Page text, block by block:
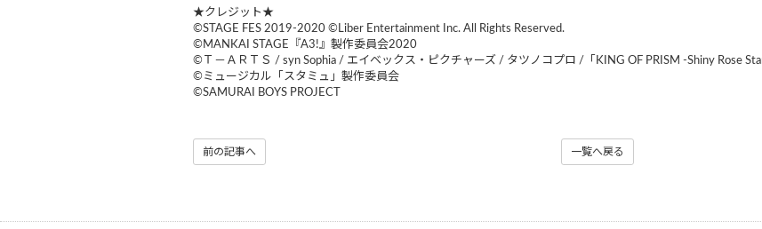
★クレジット★
©STAGE FES 2019-2020 ©Liber Entertainment Inc. All Rights Reserved.
©MANKAI STAGE『A3!』製作委員会2020
©Ｔ－ＡＲＴＳ / syn Sophia / エイベックス・ピクチャーズ / タツノコプロ /「KING OF PRISM -Shiny Rose
©ミュージカル「スタミュ」製作委員会
©SAMURAI BOYS PROJECT
一覧へ戻る
前の記事へ